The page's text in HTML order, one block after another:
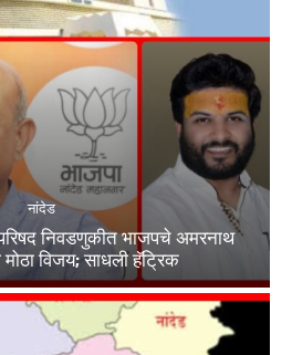
नांदेड
निवडणुकीत भाजपचे अमरनाथ
विजय; साधली हॅट्रिक